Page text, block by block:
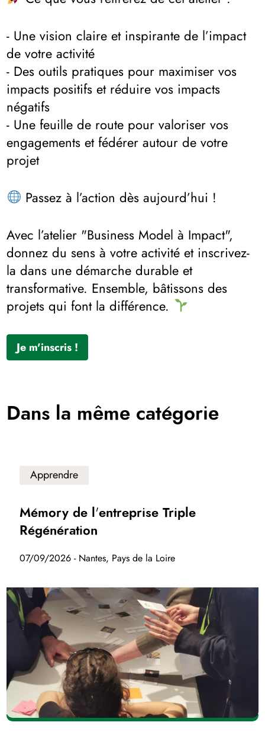
- Une vision claire et inspirante de l’impact
de votre activité
- Des outils pratiques pour maximiser vos
impacts positifs et réduire vos impacts
négatifs
- Une feuille de route pour valoriser vos
engagements et fédérer autour de votre
projet
Passez à l’action dès aujourd’hui !
Avec l’atelier "Business Model à Impact",
donnez du sens à votre activité et inscrivez-
la dans une démarche durable et
transformative. Ensemble, bâtissons des
projets qui font la différence.
Je m'inscris !
Dans la même catégorie
Apprendre
Mémory de l'entreprise Triple
Régénération
07/09/2026 - Nantes, Pays de la Loire